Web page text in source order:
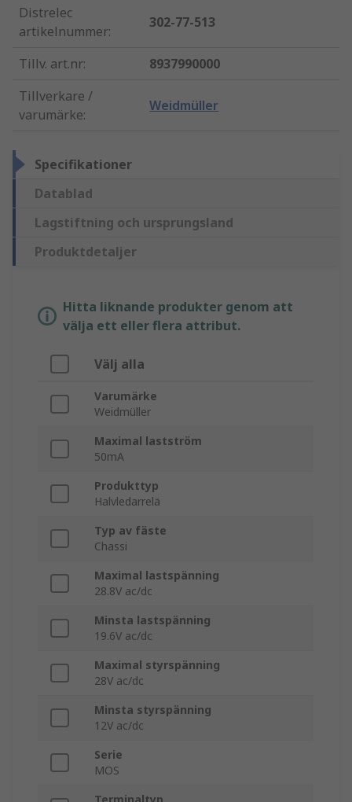
Distrelec
artikelnummer:
302-77-513
Tillv. art.nr:
8937990000
Tillverkare /
varumärke:
Weidmüller
Specifikationer
Datablad
Lagstiftning och ursprungsland
Produktdetaljer
Hitta liknande produkter genom att
välja ett eller flera attribut.
Välj alla
Varumärke
Weidmüller
Maximal lastström
50mA
Produkttyp
Halvledarrelä
Typ av fäste
Chassi
Maximal lastspänning
28.8V ac/dc
Minsta lastspänning
19.6V ac/dc
Maximal styrspänning
28V ac/dc
Minsta styrspänning
12V ac/dc
Serie
MOS